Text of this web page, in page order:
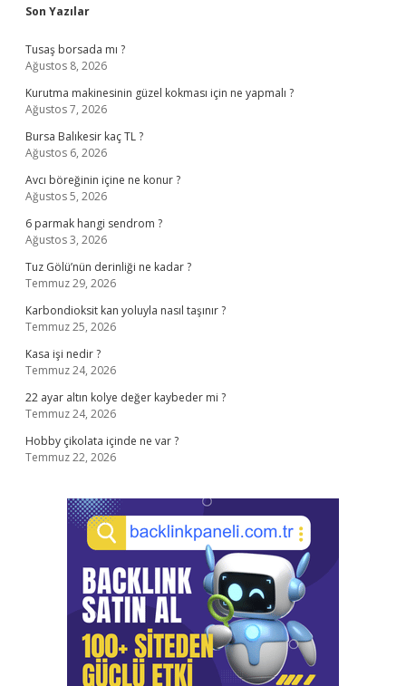
Sidebar
Son Yazılar
Tusaş borsada mı ?
Ağustos 8, 2026
Kurutma makinesinin güzel kokması için ne yapmalı ?
Ağustos 7, 2026
Bursa Balıkesir kaç TL ?
Ağustos 6, 2026
Avcı böreğinin içine ne konur ?
Ağustos 5, 2026
6 parmak hangi sendrom ?
Ağustos 3, 2026
Tuz Gölü’nün derinliği ne kadar ?
Temmuz 29, 2026
Karbondioksit kan yoluyla nasıl taşınır ?
Temmuz 25, 2026
Kasa işi nedir ?
Temmuz 24, 2026
22 ayar altın kolye değer kaybeder mi ?
Temmuz 24, 2026
Hobby çikolata içinde ne var ?
Temmuz 22, 2026